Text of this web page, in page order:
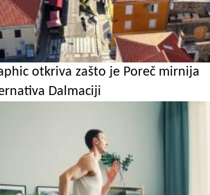
otkriva zašto je Poreč mirnija
Dalmaciji